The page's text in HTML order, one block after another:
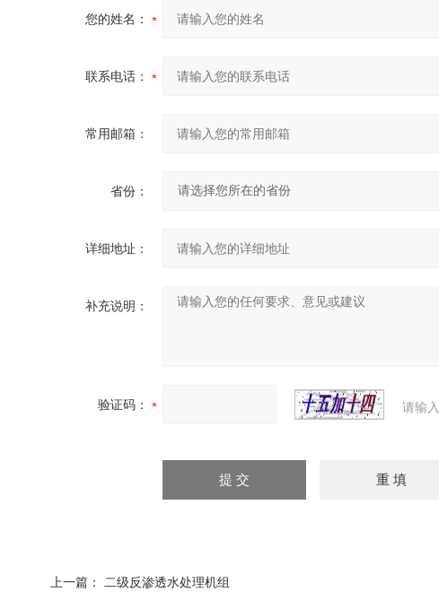
您的姓名：
联系电话：
常用邮箱：
省份：
详细地址：
补充说明：
验证码： 请输
上一篇：
二级反渗透水处理机组